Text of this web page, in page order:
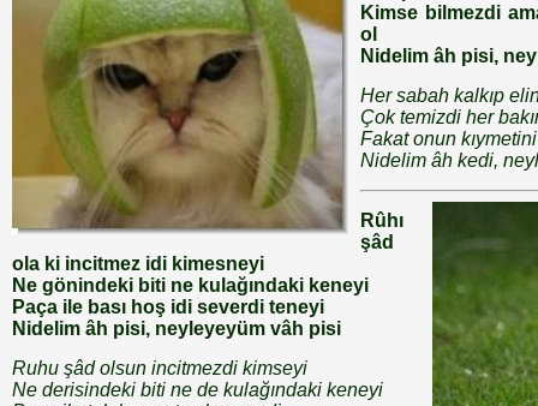
Kimse bilmezdi
ol
Nidelim âh pisi,
Her sabah kalkıp
Çok temizdi her
Fakat onun
Nidelim âh kedi,
Rûhı
şâd
ola ki incitmez idi kimesneyi
Ne gönindeki biti ne kulağındaki keneyi
Paça ile bası hoş idi severdi teneyi
Nidelim âh pisi, neyleyeyüm vâh pisi
Ruhu şâd olsun incitmezdi kimseyi
Ne derisindeki biti ne de kulağındaki keneyi